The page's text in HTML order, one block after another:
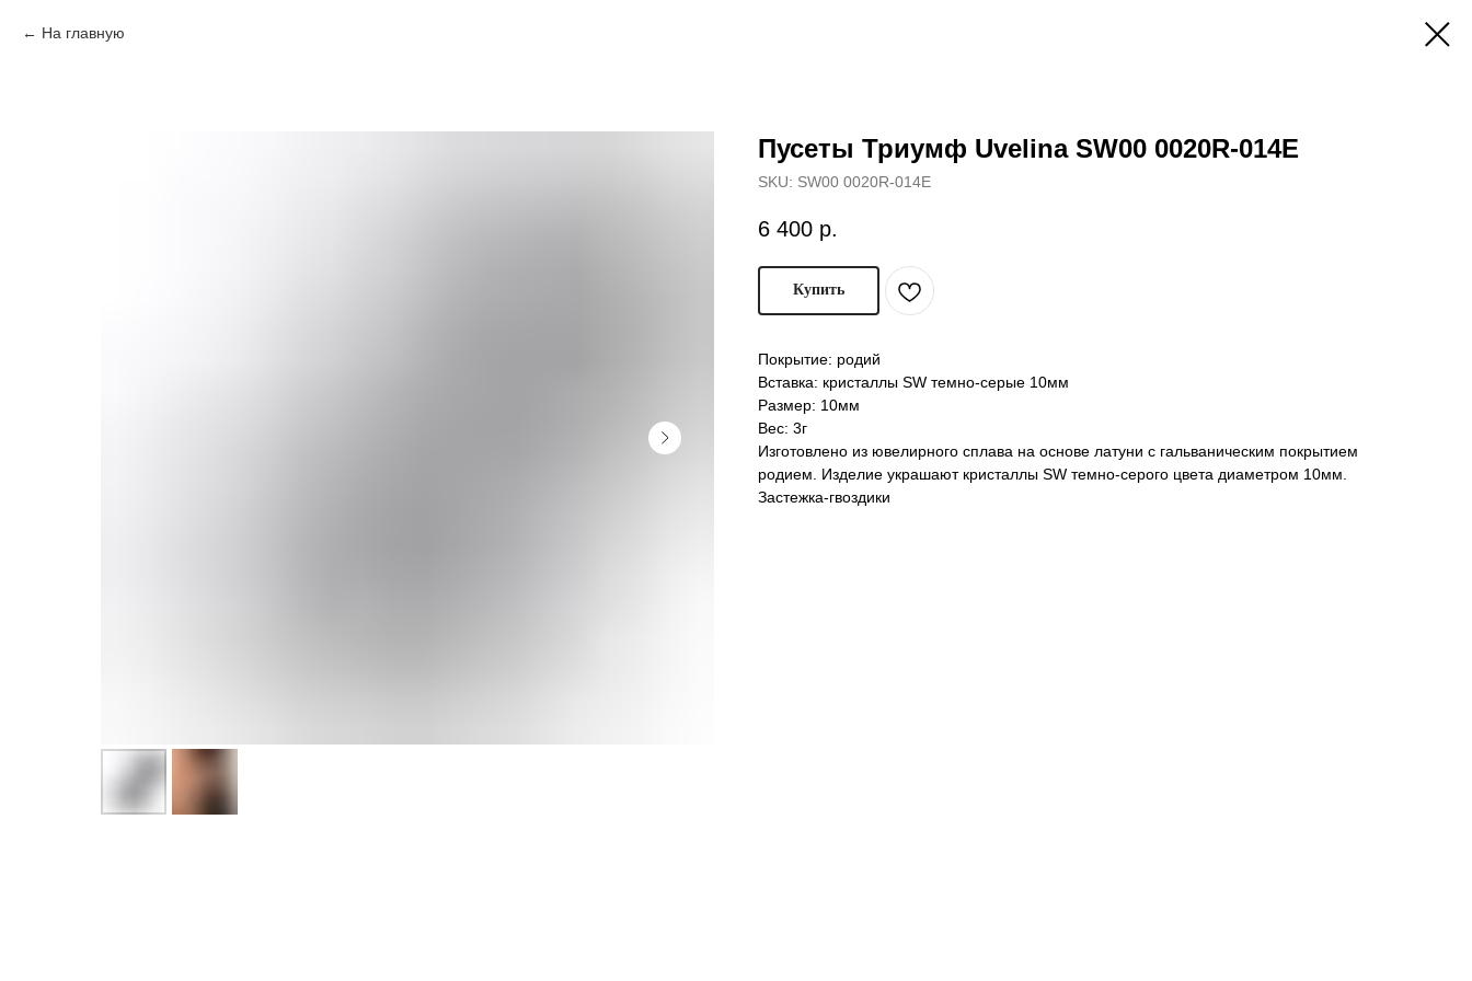
На главную
Пусеты Триумф Uvelina SW00 0020R-014E
SKU: SW00 0020R-014E
6 400 р.
Купить
Покрытие: родий
Вставка: кристаллы SW темно-серые 10мм
Размер: 10мм
Вес: 3г
Изготовлено из ювелирного сплава на основе латуни с гальваническим покрытием
родием. Изделие украшают кристаллы SW темно-серого цвета диаметром 10мм.
Застежка-гвоздики